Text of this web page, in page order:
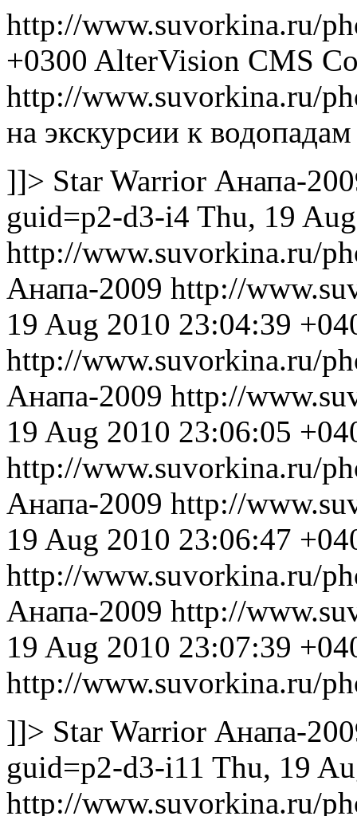
http://www.suvorkina.ru/
+0300 AlterVision CMS
http://www.suvorkina.ru/
на экскурсии к
]]> Star Warrior Анапа-
guid=p2-d3-i4 Thu, 19
http://www.suvorkina.ru/
Анапа-2009 http://
19 Aug 2010 23:04:39
http://www.suvorkina.ru/
Анапа-2009 http://
19 Aug 2010 23:06:05
http://www.suvorkina.ru/
Анапа-2009 http://
19 Aug 2010 23:06:47
http://www.suvorkina.ru/
Анапа-2009 http://
19 Aug 2010 23:07:39
http://www.suvorkina.ru/
]]> Star Warrior Анапа-
guid=p2-d3-i11 Thu, 19
http://www.suvorkina.ru/